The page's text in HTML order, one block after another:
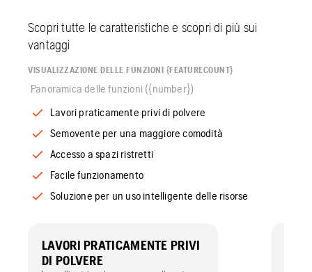
Scopri tutte le caratteristiche e scopri di più sui
vantaggi
VISUALIZZAZIONE DELLE FUNZIONI {FEATURECOUNT}
Panoramica delle funzioni ({number})
Lavori praticamente privi di polvere
Semovente per una maggiore comodità
Accesso a spazi ristretti
Facile funzionamento
Soluzione per un uso intelligente delle risorse
LAVORI PRATICAMENTE PRIVI
DI POLVERE